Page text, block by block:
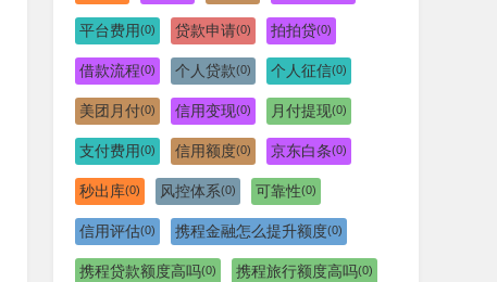
平台费用(0) 贷款申请(0) 拍拍贷(0)
借款流程(0) 个人贷款(0) 个人征信(0)
美团月付(0) 信用变现(0) 月付提现(0)
支付费用(0) 信用额度(0) 京东白条(0)
秒出库(0) 风控体系(0) 可靠性(0)
信用评估(0) 携程金融怎么提升额度(0)
携程贷款额度高吗(0) 携程旅行额度高吗(0)